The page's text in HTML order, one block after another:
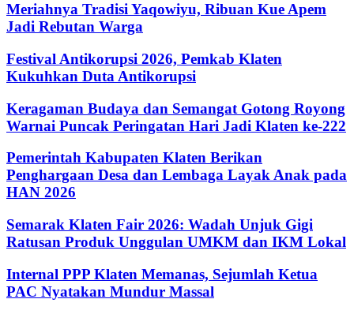
Meriahnya Tradisi Yaqowiyu, Ribuan Kue Apem
Jadi Rebutan Warga
Festival Antikorupsi 2026, Pemkab Klaten
Kukuhkan Duta Antikorupsi
Keragaman Budaya dan Semangat Gotong Royong
Warnai Puncak Peringatan Hari Jadi Klaten ke-222
Pemerintah Kabupaten Klaten Berikan
Penghargaan Desa dan Lembaga Layak Anak pada
HAN 2026
Semarak Klaten Fair 2026: Wadah Unjuk Gigi
Ratusan Produk Unggulan UMKM dan IKM Lokal
Internal PPP Klaten Memanas, Sejumlah Ketua
PAC Nyatakan Mundur Massal